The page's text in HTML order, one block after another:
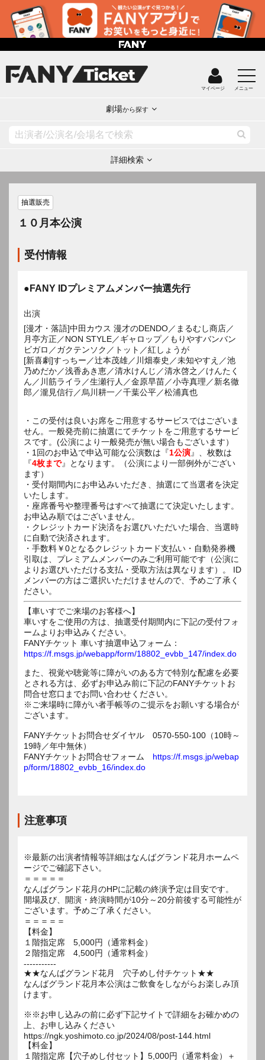
マイページ メニュー
劇場から探す
詳細検索
抽選販売
１０月本公演
受付情報
●FANY IDプレミアムメンバー抽選先行
出演
[漫才・落語]中田カウス 漫才のDENDO／まるむし商店／
月亭方正／NON STYLE／ギャロップ／もりやすバンバン
ビガロ／ガクテンソク／トット／紅しょうが
[新喜劇]すっちー／辻本茂雄／川畑泰史／未知やすえ／池
乃めだか／浅香あき恵／清水けんじ／清水啓之／けんたく
ん／川筋ライラ／生瀬行人／金原早苗／小寺真理／新名徹
郎／瀧見信行／烏川耕一／千葉公平／松浦真也
・この受付は良いお席をご用意するサービスではございま
せん。一般発売前に抽選にてチケットをご用意するサービ
スです。(公演により一般発売が無い場合もございます）
・1回のお申込で申込可能な公演数は『1公演』、枚数は
『4枚まで』となります。（公演により一部例外がござい
ます）
・受付期間内にお申込みいただき、抽選にて当選者を決定
いたします。
・座席番号や整理番号はすべて抽選にて決定いたします。
お申込み順ではございません。
・クレジットカード決済をお選びいただいた場合、当選時
に自動で決済されます。
・手数料￥0となるクレジットカード支払い・自動発券機
引取は、プレミアムメンバーのみご利用可能です（公演に
よりお選びいただける支払・受取方法は異なります）。 ID
メンバーの方はご選択いただけませんので、予めご了承く
ださい。
【車いすでご来場のお客様へ】
車いすをご使用の方は、抽選受付期間内に下記の受付フォ
ームよりお申込みください。
FANYチケット 車いす抽選申込フォーム：
https://f.msgs.jp/webapp/form/18802_evbb_147/index.do
また、視覚や聴覚等に障がいのある方で特別な配慮を必要
とされる方は、必ずお申込み前に下記のFANYチケットお
問合せ窓口までお問い合わせください。
※ご来場時に障がい者手帳等のご提示をお願いする場合が
ございます。
FANYチケットお問合せダイヤル 0570-550-100（10時～
19時／年中無休）
FANYチケットお問合せフォーム https://f.msgs.jp/webap
p/form/18802_evbb_16/index.do
注意事項
※最新の出演者情報等詳細はなんばグランド花月ホームペ
ージでご確認下さい。
＝＝＝＝＝
なんばグランド花月のHPに記載の終演予定は目安です。
開場及び、開演・終演時間が10分～20分前後する可能性が
ございます。予めご了承ください。
＝＝＝＝＝
【料金】
１階指定席 5,000円（通常料金）
２階指定席 4,500円（通常料金）
-----------
★★なんばグランド花月 穴子めし付チケット★★
なんばグランド花月本公演はご飲食をしながらお楽しみ頂
けます。
※※お申し込みの前に必ず下記サイトで詳細をお確かめの
上、お申し込みください
https://ngk.yoshimoto.co.jp/2024/08/post-144.html
【料金】
１階指定席【穴子めし付セット】5,000円（通常料金）＋